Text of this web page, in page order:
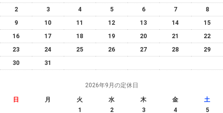
2
3 4 5 6 7
8
9
10 11 12 13 14
15
16
17 18 19 20 21
22
23
24 25 26 27 28
29
30
31
2026年9月の定休日
日 月 火 水 木 金
土
1
2 3 4 5